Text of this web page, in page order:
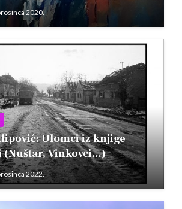
2020.
Ulomci iz knjige
(Nuštar, Vinkovci…)
2022.